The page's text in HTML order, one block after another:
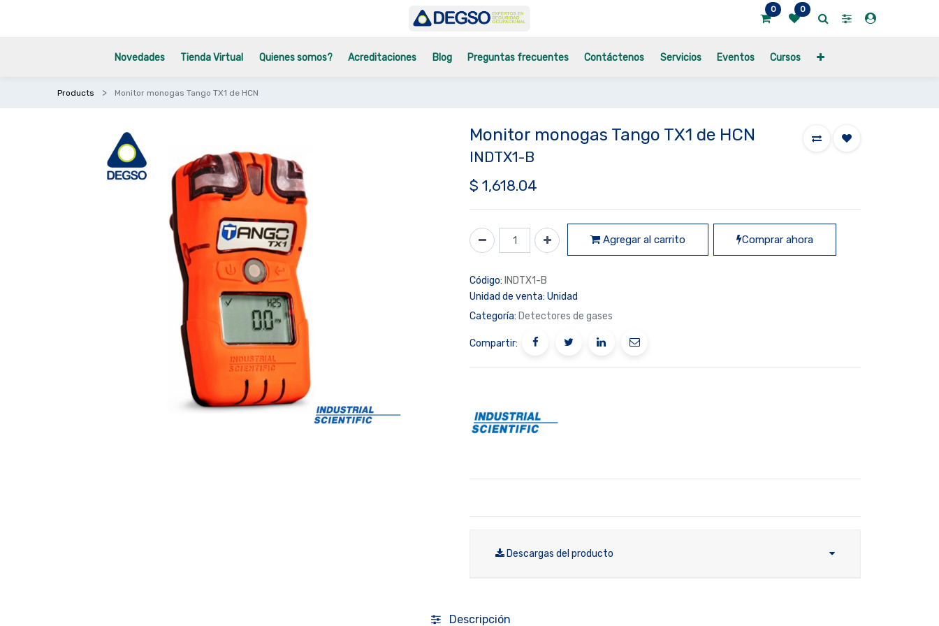
0 0
Novedades Tienda Virtual Quienes somos? Acreditaciones Blog Preguntas frecuentes Contáctenos Servicios Eventos Cursos
Products Monitor monogas Tango TX1 de HCN
Monitor monogas Tango TX1 de HCN
INDTX1-B
$ 1,618.04
Agregar al carrito Comprar ahora
Código: INDTX1-B
Unidad de venta: Unidad
Categoría: Detectores de gases
Compartir:
Descargas del producto
Descripción